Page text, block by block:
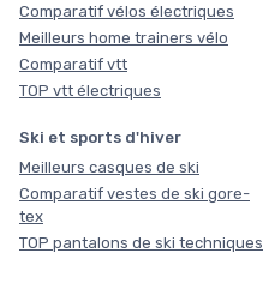
Comparatif vélos électriques
Meilleurs home trainers vélo
Comparatif vtt
TOP vtt électriques
Ski et sports d'hiver
Meilleurs casques de ski
Comparatif vestes de ski gore-
tex
TOP pantalons de ski techniques